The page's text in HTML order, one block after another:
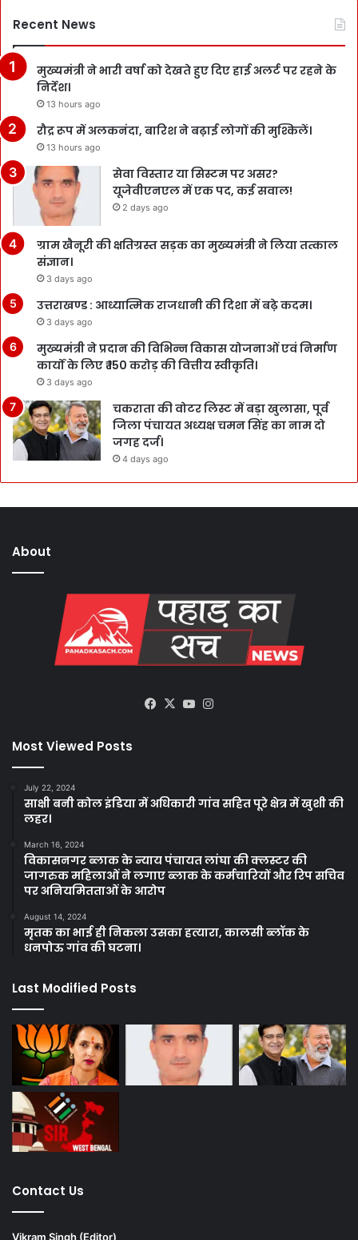
Recent News
मुख्यमंत्री ने भारी वर्षा को देखते हुए दिए हाई अलर्ट पर रहने के
निर्देश।
13 hours ago
रौद्र रूप में अलकनंदा, बारिश ने बढ़ाई लोगों की मुश्किलें।
13 hours ago
सेवा विस्तार या सिस्टम पर असर?
यूजेवीएनएल में एक पद, कई सवाल!
2 days ago
ग्राम खैनूरी की क्षतिग्रस्त सड़क का मुख्यमंत्री ने लिया तत्काल
संज्ञान।
3 days ago
उत्तराखण्ड : आध्यात्मिक राजधानी की दिशा में बढ़े कदम।
3 days ago
मुख्यमंत्री ने प्रदान की विभिन्न विकास योजनाओं एवं निर्माण
कार्यों के लिए ₹ 150 करोड़ की वित्तीय स्वीकृति।
3 days ago
चकराता की वोटर लिस्ट में बड़ा खुलासा, पूर्व
जिला पंचायत अध्यक्ष चमन सिंह का नाम दो
जगह दर्ज।
4 days ago
About
Facebook
X YouTube
Most Viewed Posts
July 22, 2024
साक्षी बनी कोल इंडिया में अधिकारी गांव सहित पूरे क्षेत्र में खुशी की
लहर।
March 16, 2024
विकासनगर ब्लाक के न्याय पंचायत लांघा की क्लस्टर की
जागरुक महिलाओं ने लगाए ब्लाक के कर्मचारियों और रिप सचिव
पर अनियमितताओं के आरोप
August 14, 2024
मृतक का भाई ही निकला उसका हत्यारा, कालसी ब्लॉक के
धनपोऊ गांव की घटना।
Last Modified Posts
Contact Us
Vikram Singh (Editor)